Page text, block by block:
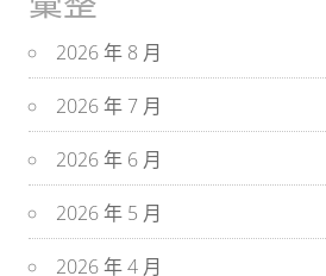
2026 年 8 月
2026 年 7 月
2026 年 6 月
2026 年 5 月
2026 年 4 月